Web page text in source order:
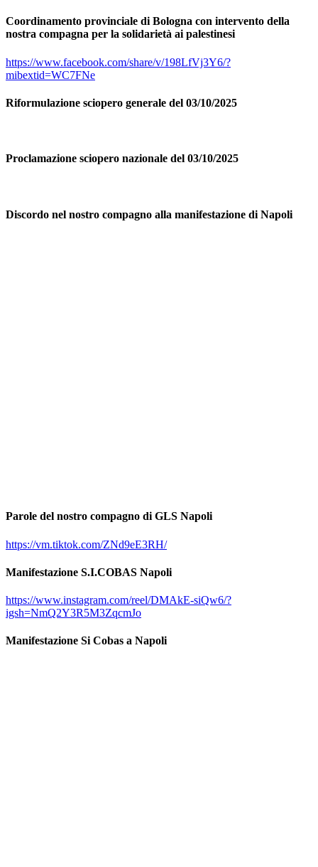
Coordinamento provinciale di Bologna con intervento della
nostra compagna per la solidarietà ai palestinesi
https://www.facebook.com/share/v/198LfVj3Y6/?
mibextid=WC7FNe
Riformulazione sciopero generale del 03/10/2025
Proclamazione sciopero nazionale del 03/10/2025
Discordo nel nostro compagno alla manifestazione di Napoli
Parole del nostro compagno di GLS Napoli
https://vm.tiktok.com/ZNd9eE3RH/
Manifestazione S.I.COBAS Napoli
https://www.instagram.com/reel/DMAkE-siQw6/?
igsh=NmQ2Y3R5M3ZqcmJo
Manifestazione Si Cobas a Napoli